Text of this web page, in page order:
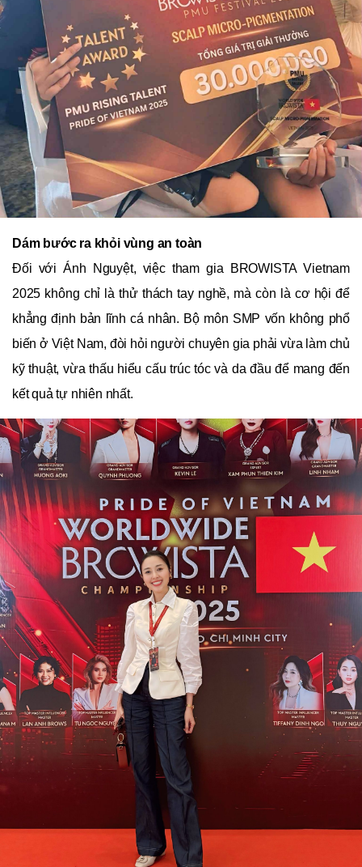
Dám bước ra khỏi vùng an toàn
Đối với Ánh Nguyệt, việc tham gia BROWISTA Vietnam
2025 không chỉ là thử thách tay nghề, mà còn là cơ hội để
khẳng định bản lĩnh cá nhân. Bộ môn SMP vốn không phổ
biến ở Việt Nam, đòi hỏi người chuyên gia phải vừa làm chủ
kỹ thuật, vừa thấu hiểu cấu trúc tóc và da đầu để mang đến
kết quả tự nhiên nhất.